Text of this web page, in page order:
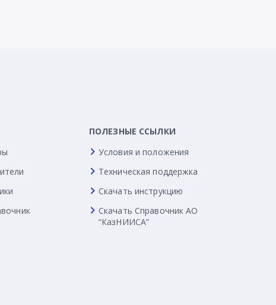
ПОЛЕЗНЫЕ ССЫЛКИ
Условия и положения
Техническая поддержка
Скачать инструкцию
Скачать Справочник АО
“КазНИИСА”